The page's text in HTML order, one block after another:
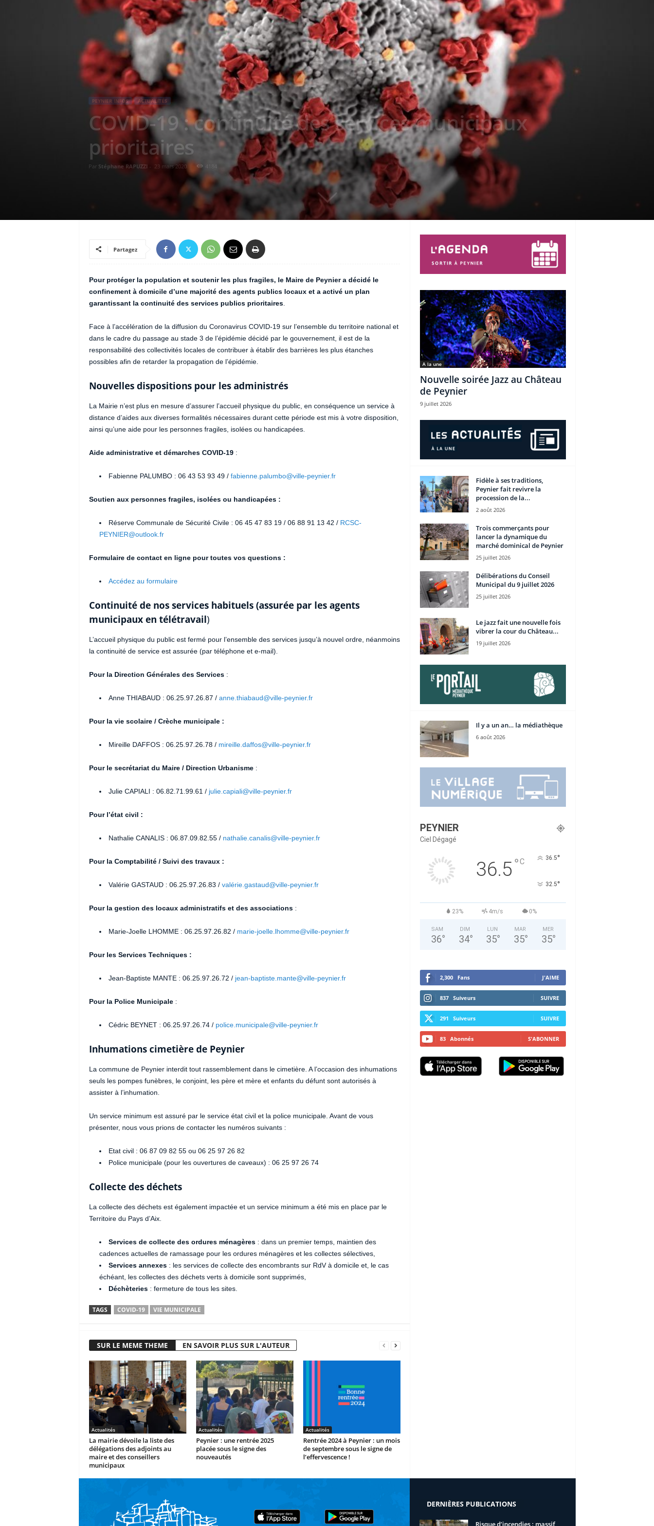
PEYNIER INFOS ACTUALITÉS
COVID-19 : continuité des services municipaux
prioritaires
Par Stéphane RAPUZZI - 23 mars 2020 4184
Partagez
Pour protéger la population et soutenir les plus fragiles, le Maire de Peynier a décidé le
confinement à domicile d’une majorité des agents publics locaux et a activé un plan
garantissant la continuité des services publics prioritaires.
Face à l’accélération de la diffusion du Coronavirus COVID-19 sur l’ensemble du territoire national et
dans le cadre du passage au stade 3 de l’épidémie décidé par le gouvernement, il est de la
responsabilité des collectivités locales de contribuer à établir des barrières les plus étanches
possibles afin de retarder la propagation de l’épidémie.
Nouvelles dispositions pour les administrés
La Mairie n’est plus en mesure d’assurer l’accueil physique du public, en conséquence un service à
distance d’aides aux diverses formalités nécessaires durant cette période est mis à votre disposition,
ainsi qu’une aide pour les personnes fragiles, isolées ou handicapées.
Aide administrative et démarches COVID-19:
Fabienne PALUMBO : 06 43 53 93 49 / fabienne.palumbo@ville-peynier.fr
Soutien aux personnes fragiles, isolées ou handicapées :
Réserve Communale de Sécurité Civile : 06 45 47 83 19 / 06 88 91 13 42 / RCSC-
PEYNIER@outlook.fr
Formulaire de contact en ligne pour toutes vos questions :
Accédez au formulaire
Continuité de nos services habituels (assurée par les agents
municipaux en télétravail)
L’accueil physique du public est fermé pour l’ensemble des services jusqu’à nouvel ordre, néanmoins
la continuité de service est assurée (par téléphone et e-mail).
Pour la Direction Générales des Services:
Anne THIABAUD : 06.25.97.26.87 / anne.thiabaud@ville-peynier.fr
Pour la vie scolaire / Crèche municipale :
Mireille DAFFOS : 06.25.97.26.78 / mireille.daffos@ville-peynier.fr
Pour le secrétariat du Maire / Direction Urbanisme:
Julie CAPIALI : 06.82.71.99.61 / julie.capiali@ville-peynier.fr
Pour l’état civil :
Nathalie CANALIS : 06.87.09.82.55 / nathalie.canalis@ville-peynier.fr
Pour la Comptabilité / Suivi des travaux :
Valérie GASTAUD : 06.25.97.26.83 / valérie.gastaud@ville-peynier.fr
Pour la gestion des locaux administratifs et des associations:
Marie-Joelle LHOMME : 06.25.97.26.82 / marie-joelle.lhomme@ville-peynier.fr
Pour les Services Techniques :
Jean-Baptiste MANTE : 06.25.97.26.72 / jean-baptiste.mante@ville-peynier.fr
Pour la Police Municipale:
Cédric BEYNET : 06.25.97.26.74 / police.municipale@ville-peynier.fr
Inhumations cimetière de Peynier
La commune de Peynier interdit tout rassemblement dans le cimetière. A l’occasion des inhumations
seuls les pompes funèbres, le conjoint, les père et mère et enfants du défunt sont autorisés à
assister à l’inhumation.
Un service minimum est assuré par le service état civil et la police municipale. Avant de vous
présenter, nous vous prions de contacter les numéros suivants :
Etat civil : 06 87 09 82 55 ou 06 25 97 26 82
Police municipale (pour les ouvertures de caveaux) : 06 25 97 26 74
Collecte des déchets
La collecte des déchets est également impactée et un service minimum a été mis en place par le
Territoire du Pays d’Aix.
Services de collecte des ordures ménagères: dans un premier temps, maintien des
cadences actuelles de ramassage pour les ordures ménagères et les collectes sélectives,
Services annexes: les services de collecte des encombrants sur RdV à domicile et, le cas
échéant, les collectes des déchets verts à domicile sont supprimés,
Déchèteries: fermeture de tous les sites.
TAGS COVID-19 VIE MUNICIPALE
SUR LE MEME THEME EN SAVOIR PLUS SUR L'AUTEUR
Actualités
La mairie dévoile la liste des
délégations des adjoints au
maire et des conseillers
municipaux
Actualités
Peynier : une rentrée 2025
placée sous le signe des
nouveautés
Actualités
Rentrée 2024 à Peynier : un mois
de septembre sous le signe de
l’effervescence !
A la une
Nouvelle soirée Jazz au Château
de Peynier
9 juillet 2026
Fidèle à ses traditions,
Peynier fait revivre la
procession de la...
2 août 2026
Trois commerçants pour
lancer la dynamique du
marché dominical de Peynier
25 juillet 2026
Délibérations du Conseil
Municipal du 9 juillet 2026
25 juillet 2026
Le jazz fait une nouvelle fois
vibrer la cour du Château...
19 juillet 2026
Il y a un an… la médiathèque
6 août 2026
PEYNIER
Ciel Dégagé
36.5°C 36.5°
32.5°
23% 4m/s 0%
SAM
36°
DIM
34°
LUN
35°
MAR
35°
MER
35°
2,300 Fans J'AIME
837 Suiveurs SUIVRE
291 Suiveurs SUIVRE
83 Abonnés S'ABONNER
DERNIÈRES PUBLICATIONS
Risque d’incendies : massif